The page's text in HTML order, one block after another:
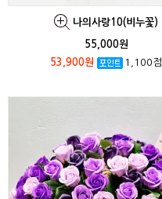
나의사랑10(비누꽃)
55,000원
53,900원
1,100점